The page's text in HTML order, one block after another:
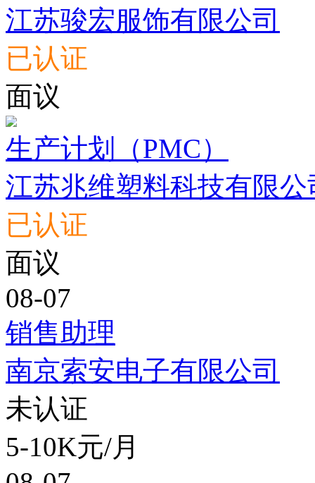
江苏骏宏服饰有限公司
已认证
面议
生产计划（PMC）
江苏兆维塑料科技有限公
已认证
面议
08-07
销售助理
南京索安电子有限公司
未认证
5-10K元/月